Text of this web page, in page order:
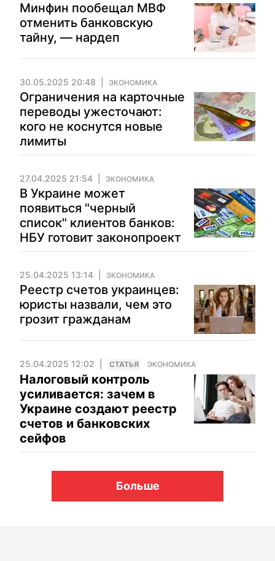
Минфин пообещал МВФ
отменить банковскую
тайну, — нардеп
30.05.2025 20:48 ЭКОНОМИКА
Ограничения на карточные
переводы ужесточают:
кого не коснутся новые
лимиты
27.04.2025 21:54 ЭКОНОМИКА
В Украине может
появиться "черный
список" клиентов банков:
НБУ готовит законопроект
25.04.2025 13:14 ЭКОНОМИКА
Реестр счетов украинцев:
юристы назвали, чем это
грозит гражданам
25.04.2025 12:02 CТАТЬЯ ЭКОНОМИКА
Налоговый контроль
усиливается: зачем в
Украине создают реестр
счетов и банковских
сейфов
Больше